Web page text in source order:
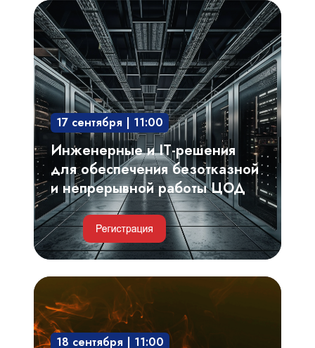
Инженерные
и
IT-
решения
для
обеспечения
безотказной
и
непрерывной
работы
ЦОД
17 сентября | 11:00
Инженерные и IT-решения
для обеспечения безотказной
и непрерывной работы ЦОД
Критерии
выбора,
проектирование
18 сентября | 11:00